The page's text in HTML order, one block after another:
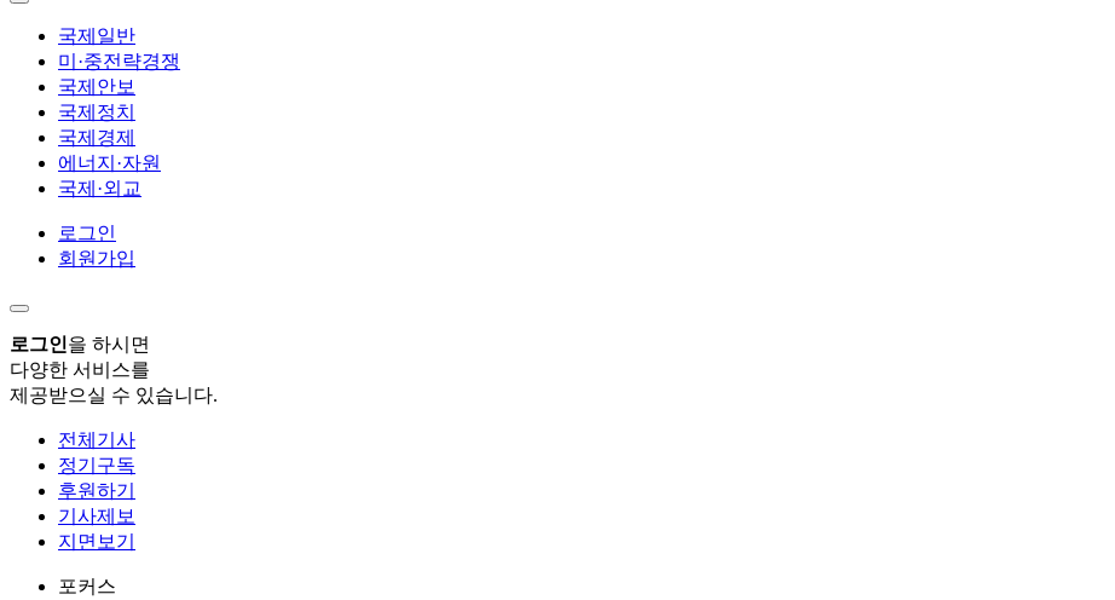
국제일반
미·중전략경쟁
국제안보
국제정치
국제경제
에너지·자원
국제·외교
로그인
회원가입
로그인을 하시면
다양한 서비스를
제공받으실 수 있습니다.
전체기사
정기구독
후원하기
기사제보
지면보기
포커스